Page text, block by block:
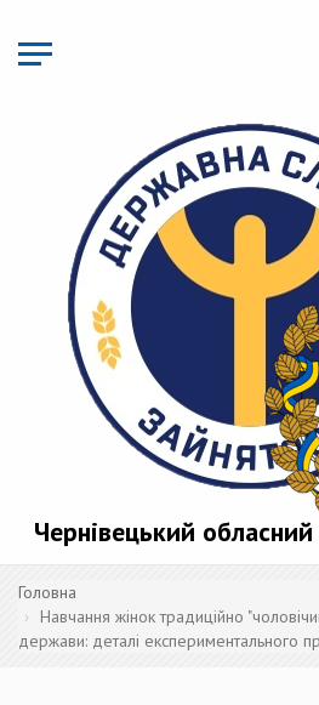
основного
матеріалу
Чернівецький
Головна
Навчання жінок традиційно
держави: деталі експериментального